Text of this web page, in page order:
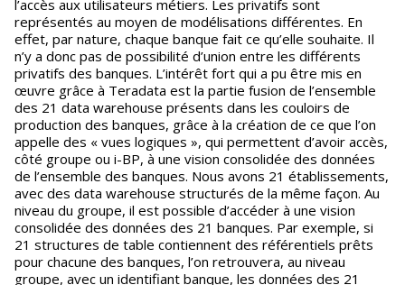
l’accès aux utilisateurs métiers. Les privatifs sont
représentés au moyen de modélisations différentes. En
effet, par nature, chaque banque fait ce qu’elle souhaite. Il
n’y a donc pas de possibilité d’union entre les différents
privatifs des banques. L’intérêt fort qui a pu être mis en
œuvre grâce à Teradata est la partie fusion de l’ensemble
des 21 data warehouse présents dans les couloirs de
production des banques, grâce à la création de ce que l’on
appelle des « vues logiques », qui permettent d’avoir accès,
côté groupe ou i-BP, à une vision consolidée des données
de l’ensemble des banques. Nous avons 21 établissements,
avec des data warehouse structurés de la même façon. Au
niveau du groupe, il est possible d’accéder à une vision
consolidée des données des 21 banques. Par exemple, si
21 structures de table contiennent des référentiels prêts
pour chacune des banques, l’on retrouvera, au niveau
groupe, avec un identifiant banque, les données des 21